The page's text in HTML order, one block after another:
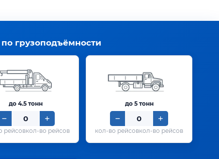
грузоподъёмности
до 4.5 тонн
кол-во рейсов
до 5 тонн
кол-во рейсов